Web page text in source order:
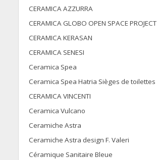
CERAMICA AZZURRA
CERAMICA GLOBO OPEN SPACE PROJECT
CERAMICA KERASAN
CERAMICA SENESI
Ceramica Spea
Ceramica Spea Hatria Sièges de toilettes
CERAMICA VINCENTI
Ceramica Vulcano
Ceramiche Astra
Ceramiche Astra design F. Valeri
Céramique Sanitaire Bleue